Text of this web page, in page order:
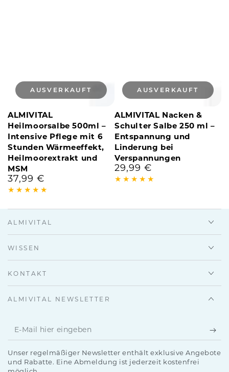
ALMIVITAL
Heilmoorsalbe 500ml –
Intensive Pflege mit 6
Stunden Wärmeeffekt,
Heilmoorextrakt und
MSM
Regulärer
Preis
37,99 €
AUSVERKAUFT
ALMIVITAL Nacken &
Schulter Salbe 250 ml –
Entspannung und
Linderung bei
Verspannungen
Regulärer
Preis
29,99 €
AUSVERKAUFT
ALMIVITAL
WISSEN
KONTAKT
ALMIVITAL NEWSLETTER
E-
Mail
hier
Unser regelmäßiger Newsletter enthält exklusive Angebote
und Rabatte. Eine Abmeldung ist jederzeit kostenfrei